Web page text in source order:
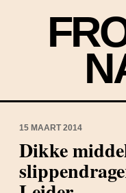
15 MAART 2014
Dikke